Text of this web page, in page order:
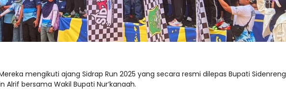
mengikuti ajang Sidrap Run 2025 yang secara resmi dilepas Bupati Sidenreng
Alrif bersama Wakil Bupati Nur’kanaah.